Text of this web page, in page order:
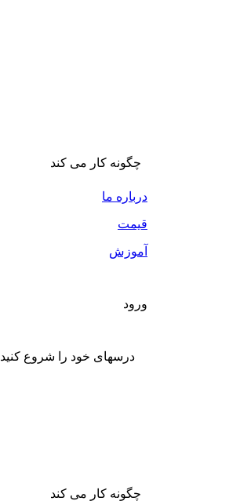
چگونه کار می کند
درباره ما
قیمت
آموزش
ورود
درسهای خود را شروع کنید
چگونه کار می کند